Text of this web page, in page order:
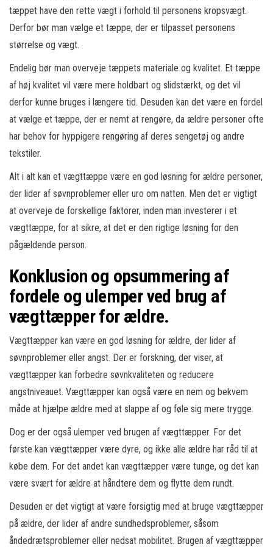
tæppet have den rette vægt i forhold til personens kropsvægt.
Derfor bør man vælge et tæppe, der er tilpasset personens
størrelse og vægt.
Endelig bør man overveje tæppets materiale og kvalitet. Et tæppe
af høj kvalitet vil være mere holdbart og slidstærkt, og det vil
derfor kunne bruges i længere tid. Desuden kan det være en fordel
at vælge et tæppe, der er nemt at rengøre, da ældre personer ofte
har behov for hyppigere rengøring af deres sengetøj og andre
tekstiler.
Alt i alt kan et vægttæppe være en god løsning for ældre personer,
der lider af søvnproblemer eller uro om natten. Men det er vigtigt
at overveje de forskellige faktorer, inden man investerer i et
vægttæppe, for at sikre, at det er den rigtige løsning for den
pågældende person.
Konklusion og opsummering af
fordele og ulemper ved brug af
vægttæpper for ældre.
Vægttæpper kan være en god løsning for ældre, der lider af
søvnproblemer eller angst. Der er forskning, der viser, at
vægttæpper kan forbedre søvnkvaliteten og reducere
angstniveauet. Vægttæpper kan også være en nem og bekvem
måde at hjælpe ældre med at slappe af og føle sig mere trygge.
Dog er der også ulemper ved brugen af vægttæpper. For det
første kan vægttæpper være dyre, og ikke alle ældre har råd til at
købe dem. For det andet kan vægttæpper være tunge, og det kan
være svært for ældre at håndtere dem og flytte dem rundt.
Desuden er det vigtigt at være forsigtig med at bruge vægttæpper
på ældre, der lider af andre sundhedsproblemer, såsom
åndedrætsproblemer eller nedsat mobilitet. Brugen af vægttæpper